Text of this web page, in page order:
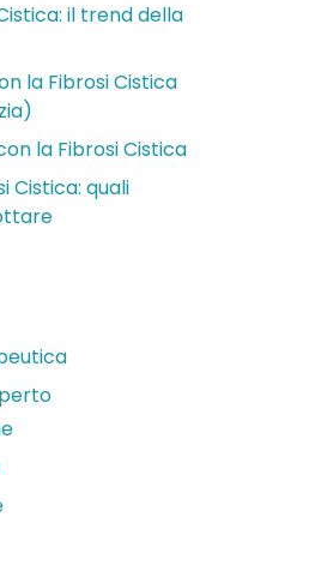
il trend della
la Fibrosi Cistica
la Fibrosi Cistica
Cistica: quali